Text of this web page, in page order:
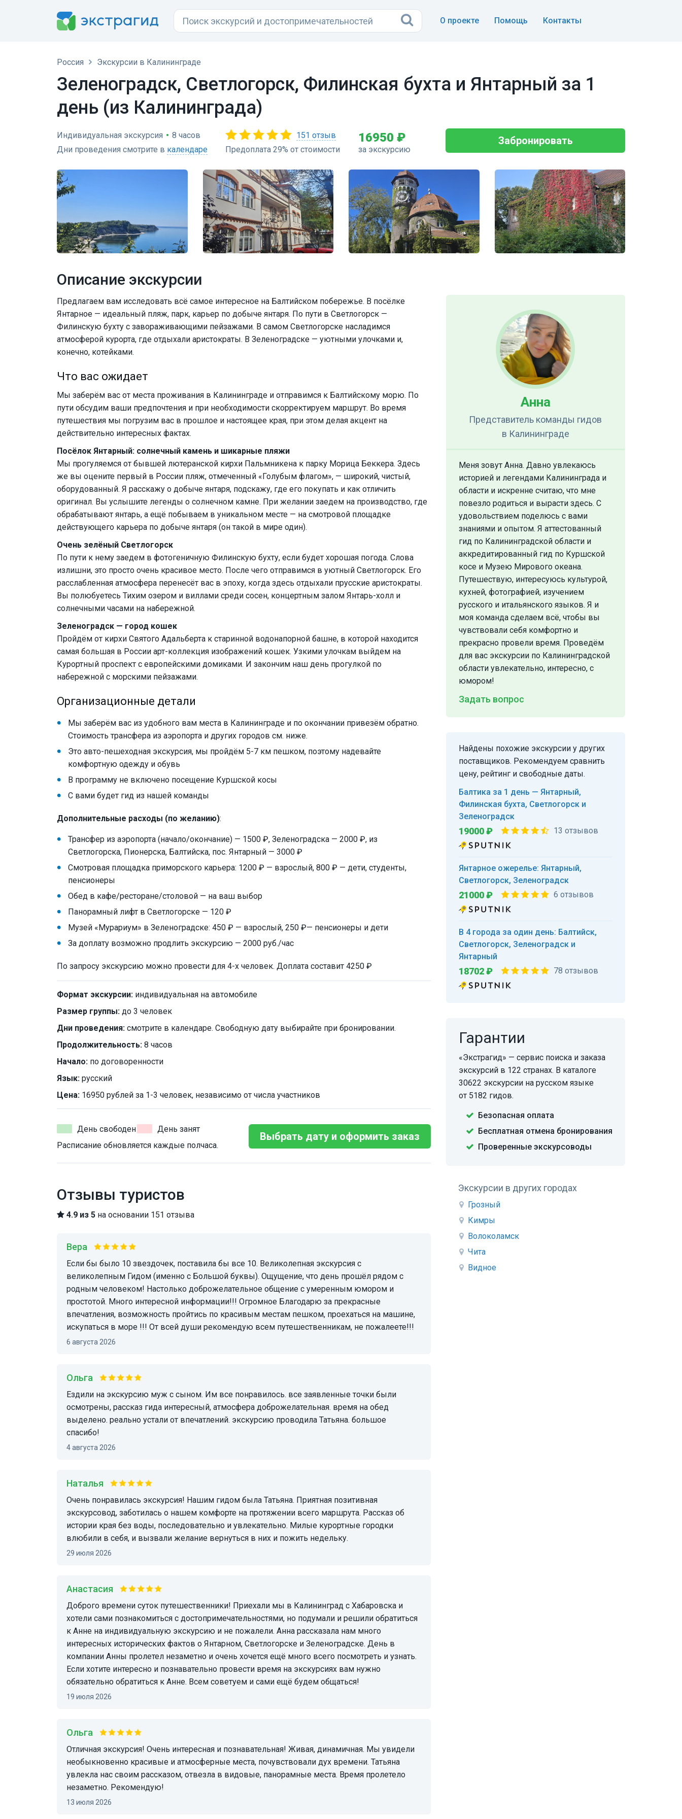
О проекте Помощь Контакты
Россия Экскурсии в Калининграде
Зеленоградск, Светлогорск, Филинская бухта и Янтарный за 1
день (из Калининграда)
Индивидуальная экскурсия • 8 часов
Дни проведения смотрите в календаре
151 отзыв
Предоплата 29% от стоимости
16950 ₽
за экскурсию
Забронировать
Описание экскурсии
Предлагаем вам исследовать всё самое интересное на Балтийском побережье. В посёлке
Янтарное — идеальный пляж, парк, карьер по добыче янтаря. По пути в Светлогорск —
Филинскую бухту с завораживающими пейзажами. В самом Светлогорске насладимся
атмосферой курорта, где отдыхали аристократы. В Зеленоградске — уютными улочками и,
конечно, котейками.
Что вас ожидает
Мы заберём вас от места проживания в Калининграде и отправимся к Балтийскому морю. По
пути обсудим ваши предпочтения и при необходимости скорректируем маршрут. Во время
путешествия мы погрузим вас в прошлое и настоящее края, при этом делая акцент на
действительно интересных фактах.
Посёлок Янтарный: солнечный камень и шикарные пляжи
Мы прогуляемся от бывшей лютеранской кирхи Пальмникена к парку Морица Беккера. Здесь
же вы оцените первый в России пляж, отмеченный «Голубым флагом», — широкий, чистый,
оборудованный. Я расскажу о добыче янтаря, подскажу, где его покупать и как отличить
оригинал. Вы услышите легенды о солнечном камне. При желании заедем на производство, где
обрабатывают янтарь, а ещё побываем в уникальном месте — на смотровой площадке
действующего карьера по добыче янтаря (он такой в мире один).
Очень зелёный Светлогорск
По пути к нему заедем в фотогеничную Филинскую бухту, если будет хорошая погода. Слова
излишни, это просто очень красивое место. После чего отправимся в уютный Светлогорск. Его
расслабленная атмосфера перенесёт вас в эпоху, когда здесь отдыхали прусские аристократы.
Вы полюбуетесь Тихим озером и виллами среди сосен, концертным залом Янтарь-холл и
солнечными часами на набережной.
Зеленоградск — город кошек
Пройдём от кирхи Святого Адальберта к старинной водонапорной башне, в которой находится
самая большая в России арт-коллекция изображений кошек. Узкими улочкам выйдем на
Курортный проспект с европейскими домиками. И закончим наш день прогулкой по
набережной с морскими пейзажами.
Организационные детали
Мы заберём вас из удобного вам места в Калининграде и по окончании привезём обратно.
Стоимость трансфера из аэропорта и других городов см. ниже.
Это авто-пешеходная экскурсия, мы пройдём 5-7 км пешком, поэтому надевайте
комфортную одежду и обувь
В программу не включено посещение Куршской косы
С вами будет гид из нашей команды
Дополнительные расходы (по желанию):
Трансфер из аэропорта (начало/окончание) — 1500 ₽, Зеленоградска — 2000 ₽, из
Светлогорска, Пионерска, Балтийска, пос. Янтарный — 3000 ₽
Смотровая площадка приморского карьера: 1200 ₽ — взрослый, 800 ₽ — дети, студенты,
пенсионеры
Обед в кафе/ресторане/столовой — на ваш выбор
Панорамный лифт в Светлогорске — 120 ₽
Музей «Мурариум» в Зеленоградске: 450 ₽ — взрослый, 250 ₽— пенсионеры и дети
За доплату возможно продлить экскурсию — 2000 руб./час
По запросу экскурсию можно провести для 4-х человек. Доплата составит 4250 ₽
Формат экскурсии: индивидуальная на автомобиле
Размер группы: до 3 человек
Дни проведения: смотрите в календаре. Свободную дату выбирайте при бронировании.
Продолжительность: 8 часов
Начало: по договоренности
Язык: русский
Цена: 16950 рублей за 1-3 человек, независимо от числа участников
День свободен
День занят
Расписание обновляется каждые полчаса.
Выбрать дату и оформить заказ
Отзывы туристов
4.9 из 5 на основании 151 отзыва
Вера
Если бы было 10 звездочек, поставила бы все 10. Великолепная экскурсия с
великолепным Гидом (именно с Большой буквы). Ощущение, что день прошёл рядом с
родным человеком! Настолько доброжелательное общение с умеренным юмором и
простотой. Много интересной информации!!! Огромное Благодарю за прекрасные
впечатления, возможность пройтись по красивым местам пешком, проехаться на машине,
искупаться в море !!! От всей души рекомендую всем путешественникам, не пожалеете!!!
6 августа 2026
Ольга
ездили на экскурсию муж с сыном. Им все понравилось. все заявленные точки были
осмотрены, рассказ гида интересный, атмосфера доброжелательная. время на обед
выделено. реально устали от впечатлений. экскурсию проводила Татьяна. большое
спасибо!
4 августа 2026
Наталья
Очень понравилась экскурсия! Нашим гидом была Татьяна. Приятная позитивная
экскурсовод, заботилась о нашем комфорте на протяжении всего маршрута. Рассказ об
истории края без воды, последовательно и увлекательно. Милые курортные городки
влюбили в себя, и вызвали желание вернуться в них и пожить недельку.
29 июля 2026
Анастасия
Доброго времени суток путешественники! Приехали мы в Калининград с Хабаровска и
хотели сами познакомиться с достопримечательностями, но подумали и решили обратиться
к Анне на индивидуальную экскурсию и не пожалели. Анна рассказала нам много
интересных исторических фактов о Янтарном, Светлогорске и Зеленоградске. День в
компании Анны пролетел незаметно и очень хочется ещё много всего посмотреть и узнать.
Если хотите интересно и познавательно провести время на экскурсиях вам нужно
обязательно обратиться к Анне. Всем советуем и сами ещё будем общаться!
19 июля 2026
Ольга
Отличная экскурсия! Очень интересная и познавательная! Живая, динамичная. Мы увидели
необыкновенно красивые и атмосферные места, почувствовали дух времени. Татьяна
увлекла нас своим рассказом, отвезла в видовые, панорамные места. Время пролетело
незаметно. Рекомендую!
13 июля 2026
Анна
Представитель команды гидов
в Калининграде
Меня зовут Анна. Давно увлекаюсь
историей и легендами Калининграда и
области и искренне считаю, что мне
повезло родиться и вырасти здесь. С
удовольствием поделюсь с вами
знаниями и опытом. Я аттестованный
гид по Калининградской области и
аккредитированный гид по Куршской
косе и Музею Мирового океана.
Путешествую, интересуюсь культурой,
кухней, фотографией, изучением
русского и итальянского языков. Я и
моя команда сделаем всё, чтобы вы
чувствовали себя комфортно и
прекрасно провели время. Проведём
для вас экскурсии по Калининградской
области увлекательно, интересно, с
юмором!
Задать вопрос
Найдены похожие экскурсии у других
поставщиков. Рекомендуем сравнить
цену, рейтинг и свободные даты.
Балтика за 1 день — Янтарный,
Филинская бухта, Светлогорск и
Зеленоградск
19000 ₽ 13 отзывов
Янтарное ожерелье: Янтарный,
Светлогорск, Зеленоградск
21000 ₽ 6 отзывов
В 4 города за один день: Балтийск,
Светлогорск, Зеленоградск и
Янтарный
18702 ₽ 78 отзывов
Гарантии
«Экстрагид» — сервис поиска и заказа
экскурсий в 122 странах. В каталоге
30622 экскурсии на русском языке
от 5182 гидов.
Безопасная оплата
Бесплатная отмена бронирования
Проверенные экскурсоводы
Экскурсии в других городах
Грозный
Кимры
Волоколамск
Чита
Видное